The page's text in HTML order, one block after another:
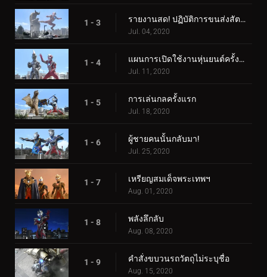
1 - 3 รายงานสด! ปฏิบัติการขนส่งสัตว์ประหลาด
Jul. 04, 2020
1 - 4 แผนการเปิดใช้งานหุ่นยนต์ครั้งที่สอง
Jul. 11, 2020
1 - 5 การเล่นกลครั้งแรก
Jul. 18, 2020
1 - 6 ผู้ชายคนนั้นกลับมา!
Jul. 25, 2020
1 - 7 เหรียญสมเด็จพระเทพฯ
Aug. 01, 2020
1 - 8 พลังลึกลับ
Aug. 08, 2020
1 - 9 คำสั่งขบวนรถวัตถุไม่ระบุชื่อ
Aug. 15, 2020